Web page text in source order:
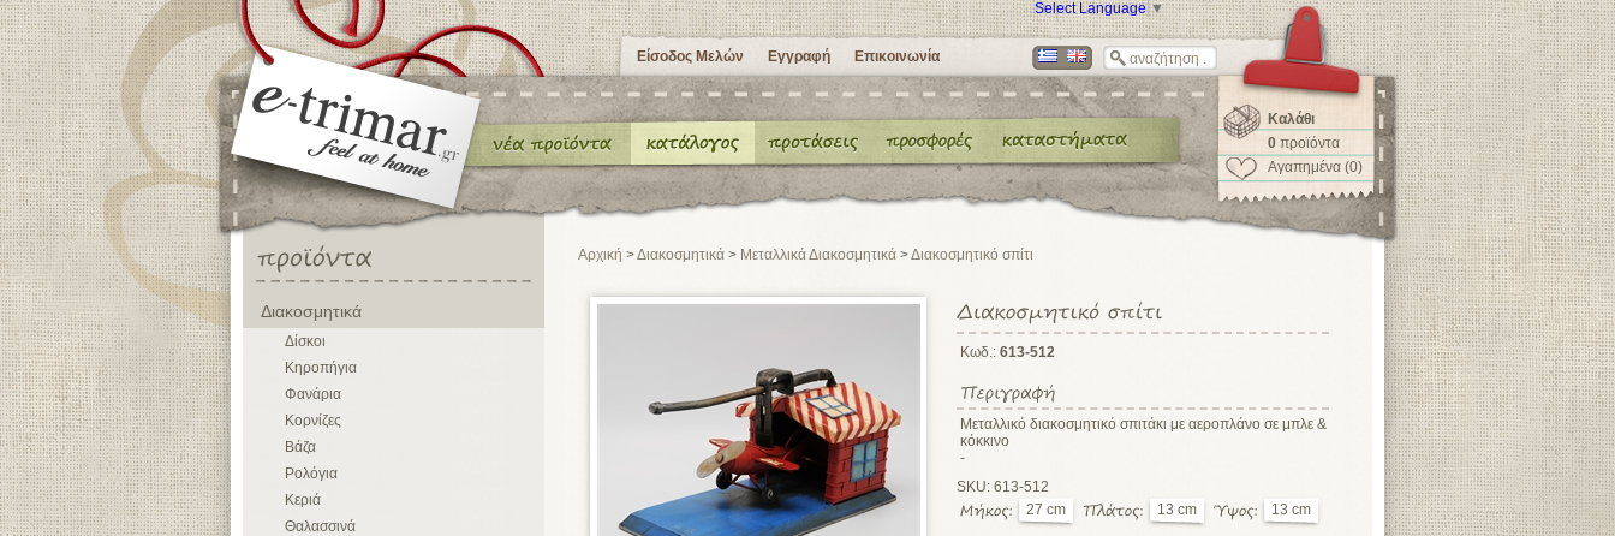
Select Language ▼
Είσοδος Μελών Εγγραφή Επικοινωνία
Καλάθι
0 προϊόντα
Αγαπημένα (0)
Διακοσμητικά
Δίσκοι
Κηροπήγια
Φανάρια
Κορνίζες
Βάζα
Ρολόγια
Κεριά
Θαλασσινά
Αρχική >Διακοσμητικά > Μεταλλικά Διακοσμητικά >Διακοσμητικό σπίτι
Κωδ.: 613-512
Μεταλλικό διακοσμητικό σπιτάκι με αεροπλάνο σε μπλε &
κόκκινο
-
SKU: 613-512
27 cm
13 cm 13 cm